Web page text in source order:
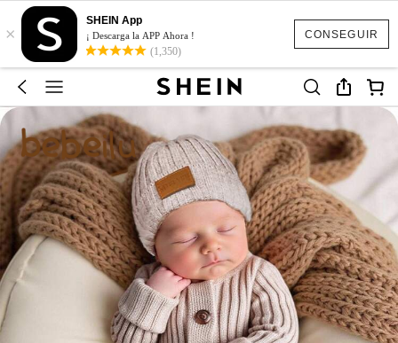
CONSEGUIR
×
SHEIN App
¡ Descarga la APP Ahora !
(1,350)